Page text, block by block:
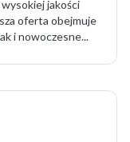
jakości
oferta obejmuje
i nowoczesne...